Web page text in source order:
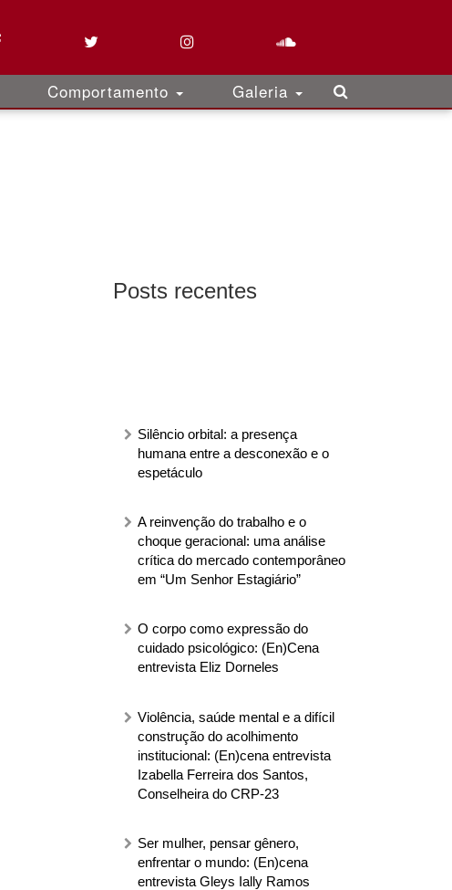
Comportamento Galeria
Posts recentes
Silêncio orbital: a presença
humana entre a desconexão e o
espetáculo
A reinvenção do trabalho e o
choque geracional: uma análise
crítica do mercado contemporâneo
em “Um Senhor Estagiário”
O corpo como expressão do
cuidado psicológico: (En)Cena
entrevista Eliz Dorneles
Violência, saúde mental e a difícil
construção do acolhimento
institucional: (En)cena entrevista
Izabella Ferreira dos Santos,
Conselheira do CRP-23
Ser mulher, pensar gênero,
enfrentar o mundo: (En)cena
entrevista Gleys Ially Ramos